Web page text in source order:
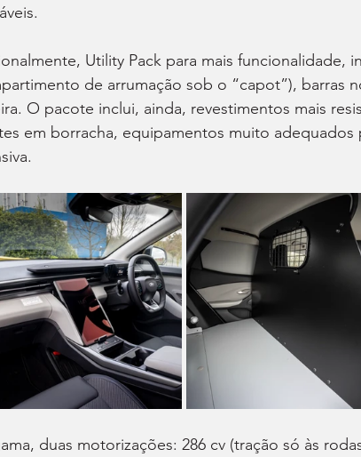
Utility Pack para mais funcionalidade,
de arrumação sob o “capot”), barras
O pacote inclui, ainda, revestimentos mais
em borracha, equipamentos muito adequados
duas motorizações: 286 cv (tração só às